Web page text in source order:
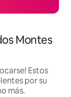
Montes
Estos
por su
más.